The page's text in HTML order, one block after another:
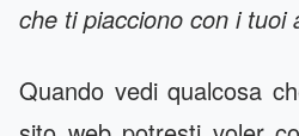
che ti piacciono con i tuoi
Quando vedi qualcosa